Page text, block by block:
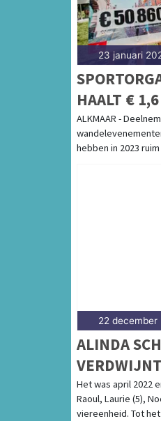
23 januari
HAALT €
GOEDE
ALKMAAR -
hebben in 2023
22 december
ALINDA
LEVEN
Het was april 2022
Raoul, Laurie (5),
viereenheid. Tot